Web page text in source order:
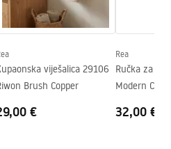
Modern
24 mjeseca _24.pdf
viješalica 29106
Brush Copper
€
Rea
Ručka za
Modern
32,00 €